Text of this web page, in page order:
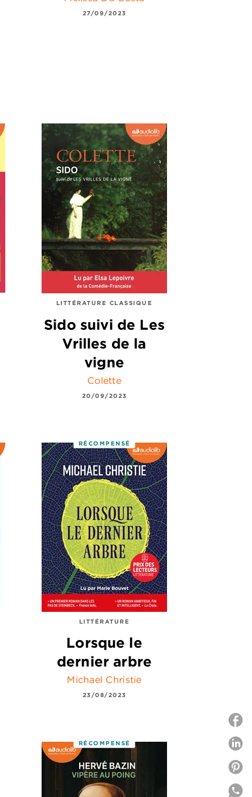
27/09/2023
LITTÉRATURE CLASSIQUE
Sido suivi de Les
Vrilles de la
vigne
Colette
20/09/2023
RÉCOMPENSÉ
LITTÉRATURE
Lorsque le
dernier arbre
Michael Christie
23/08/2023
RÉCOMPENSÉ